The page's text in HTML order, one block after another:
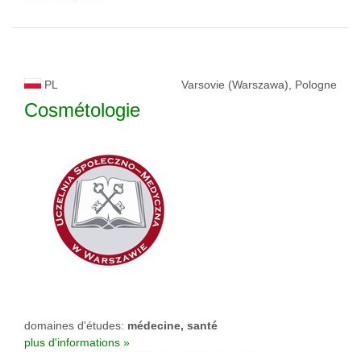
PL Varsovie (Warszawa), Pologne
Cosmétologie
domaines d'études: médecine, santé
plus d'informations »